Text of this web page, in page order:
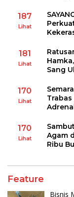
187
Lihat
181
Lihat
Sang
170
Lihat
170
Lihat
Agam
Ribu
Feature
Bisnis